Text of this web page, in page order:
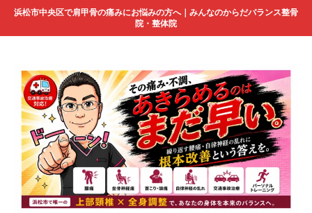
浜松市中央区で肩甲骨の痛みにお悩みの方へ｜みんなのからだバランス整骨
院・整体院